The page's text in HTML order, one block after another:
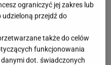
ograniczyć jej zakres lub
przejdź do
także do celów
funkcjonowania
dot. świadczonych